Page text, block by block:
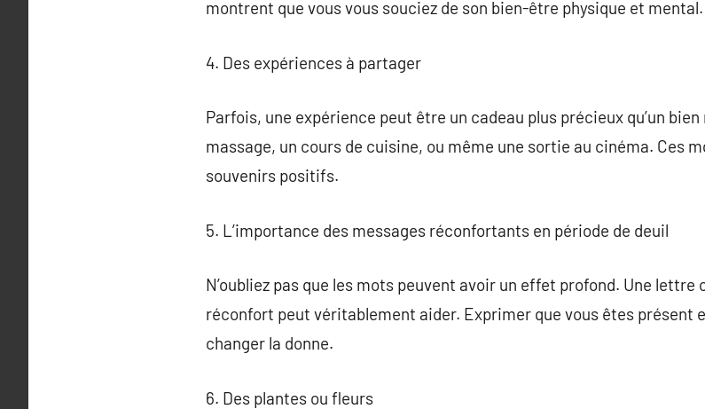
montrent que vous vous souciez de son bien-être physique et mental.
4. Des expériences à partager
Parfois, une expérience peut être un cadeau plus précieux qu’un
massage, un cours de cuisine, ou même une sortie au cinéma. Ces
souvenirs positifs.
5. L’importance des messages réconfortants en période de deuil
N’oubliez pas que les mots peuvent avoir un effet profond. Une lettre
réconfort peut véritablement aider. Exprimer que vous êtes présent
changer la donne.
6. Des plantes ou fleurs